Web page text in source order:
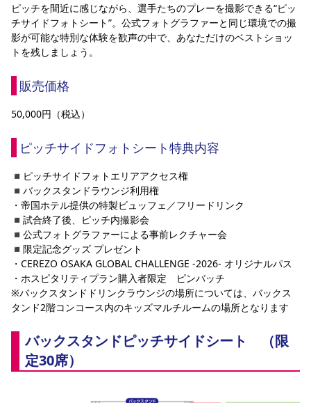
ピッチを間近に感じながら、選手たちのプレーを撮影できる“ピッ
チサイドフォトシート”。公式フォトグラファーと同じ環境での撮
影が可能な特別な体験を歓声の中で、あなただけのベストショッ
トを残しましょう。
販売価格
50,000円（税込）
ピッチサイドフォトシート特典内容
◾️ピッチサイドフォトエリアアクセス権
◾️バックスタンドラウンジ利用権
・帝国ホテル提供の特製ビュッフェ／フリードリンク
◾️試合終了後、ピッチ内撮影会
◾️公式フォトグラファーによる事前レクチャー会
◾️限定記念グッズ プレゼント
・CEREZO OSAKA GLOBAL CHALLENGE -2026- オリジナルパス
・ホスピタリティプラン購入者限定　ピンバッチ
※バックスタンドドリンクラウンジの場所については、バックス
タンド2階コンコース内のキッズマルチルームの場所となります
バックスタンドピッチサイドシート　（限
定30席）